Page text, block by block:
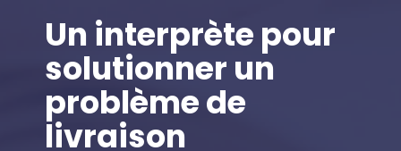
Un interprète pour
solutionner un
problème de
livraison